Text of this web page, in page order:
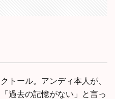
トール。アンディ本人が、
過去の記憶がない」と言っ